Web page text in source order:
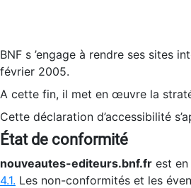
BNF s ’engage à rendre ses sites
février 2005.
A cette fin, il met en œuvre la
Cette déclaration d’accessibilité
État de conformité
nouveautes-editeurs.bnf.fr est
4.1. Les non-conformités et les